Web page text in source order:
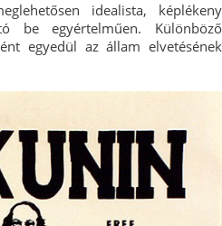
idealista, képlékeny
be egyértelműen. Különböző
egyedül az állam elvetésének